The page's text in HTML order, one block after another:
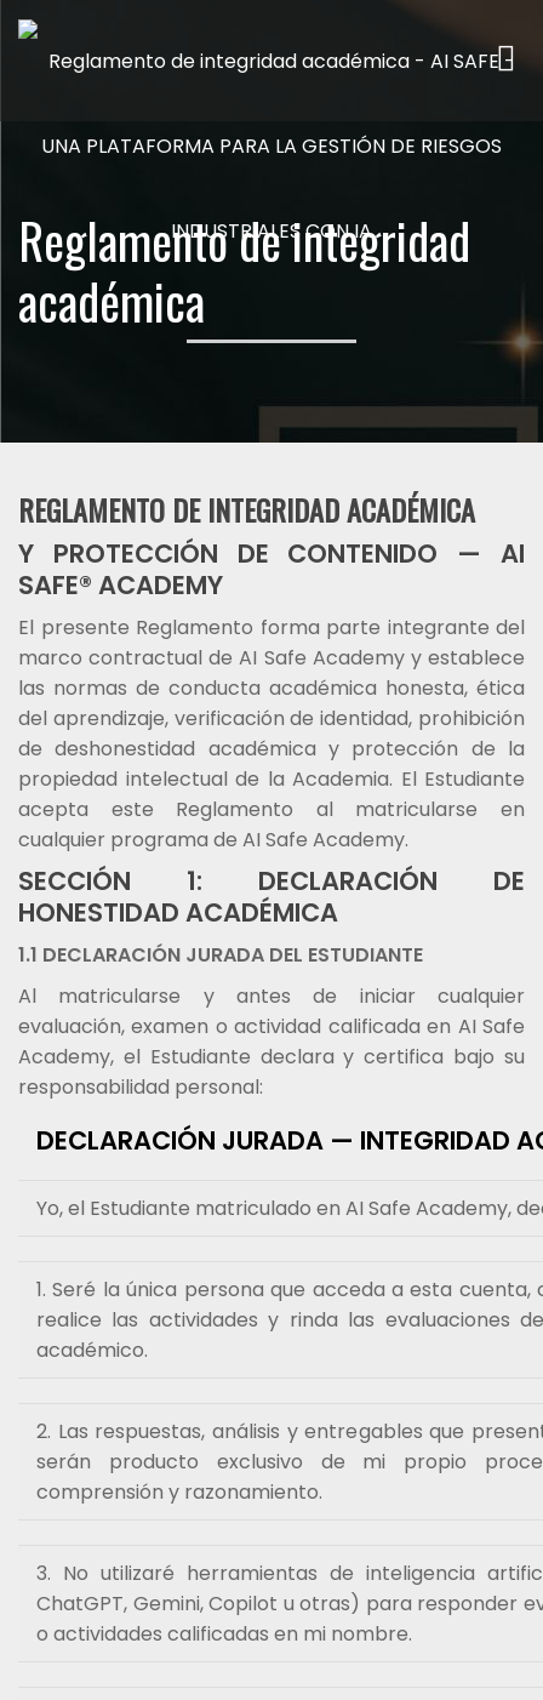
Reglamento de integridad
académica
REGLAMENTO DE INTEGRIDAD ACADÉMICA
Y PROTECCIÓN DE CONTENIDO — AI
SAFE® ACADEMY
El presente Reglamento forma parte integrante del
marco contractual de AI Safe Academy y establece
las normas de conducta académica honesta, ética
del aprendizaje, verificación de identidad, prohibición
de deshonestidad académica y protección de la
propiedad intelectual de la Academia. El Estudiante
acepta este Reglamento al matricularse en
cualquier programa de AI Safe Academy.
SECCIÓN 1: DECLARACIÓN DE
HONESTIDAD ACADÉMICA
1.1 DECLARACIÓN JURADA DEL ESTUDIANTE
Al matricularse y antes de iniciar cualquier
evaluación, examen o actividad calificada en AI Safe
Academy, el Estudiante declara y certifica bajo su
responsabilidad personal:
DECLARACIÓN JURADA — INTEGRIDAD
Yo, el Estudiante matriculado en AI Safe Academy,
1. Seré la única persona que acceda a esta
realice las actividades y rinda las evaluaciones
académico.
2. Las respuestas, análisis y entregables que
serán producto exclusivo de mi propio
comprensión y razonamiento.
3. No utilizaré herramientas de inteligencia
ChatGPT, Gemini, Copilot u otras) para responder
o actividades calificadas en mi nombre.